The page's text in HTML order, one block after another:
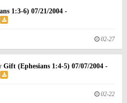
1:3-6) 07/21/2004 -
02-27
(Ephesians 1:4-5) 07/07/2004 -
02-22